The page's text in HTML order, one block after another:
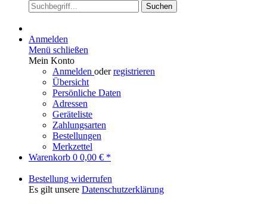
Suchen
Anmelden
Menü schließen
Mein Konto
Anmelden oderregistrieren
Übersicht
Persönliche Daten
Adressen
Geräteliste
Zahlungsarten
Bestellungen
Merkzettel
Warenkorb 0 0,00 € *
Bestellung widerrufen
Es gilt unsere Datenschutzerklärung